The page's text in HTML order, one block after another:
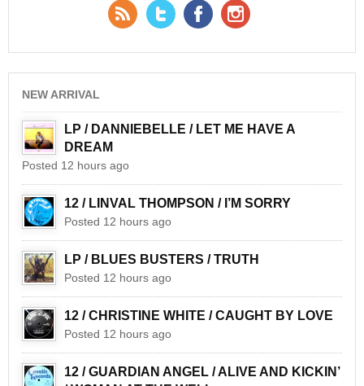
RSS Feed
Twitter Facebook
NEW ARRIVAL
LP / DANNIEBELLE / LET ME HAVE A
DREAM
Posted 12 hours ago
12 / LINVAL THOMPSON / I’M SORRY
Posted 12 hours ago
LP / BLUES BUSTERS / TRUTH
Posted 12 hours ago
12 / CHRISTINE WHITE / CAUGHT BY LOVE
Posted 12 hours ago
12 / GUARDIAN ANGEL / ALIVE AND KICKIN’